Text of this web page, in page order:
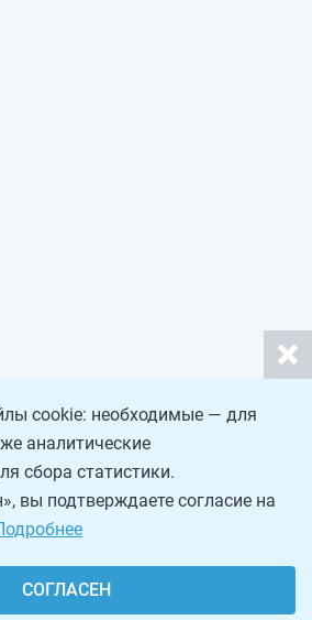
cookie: необходимые — для
аналитические
сбора статистики.
вы подтверждаете согласие на
СОГЛАСЕН